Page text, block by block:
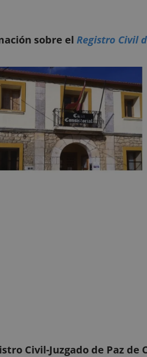
sobre el Registro Civil
Civil-Juzgado de Paz de